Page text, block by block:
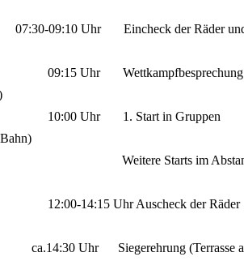
Uhr Eincheck der Räder
Wettkampfbesprechung
1. Start in Gruppen
Starts im
Uhr Auscheck der Räder
Siegerehrung (Terrasse